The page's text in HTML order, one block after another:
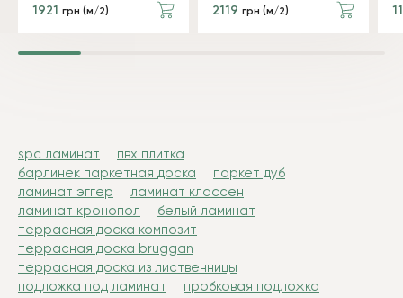
1921 грн (м/2) 2119 грн (м/2)
spc ламинат
пвх плитка
барлинек паркетная доска
паркет дуб
ламинат эггер
ламинат классен
ламинат кронопол
белый ламинат
террасная доска композит
террасная доска bruggan
террасная доска из лиственницы
подложка под ламинат
пробковая подложка